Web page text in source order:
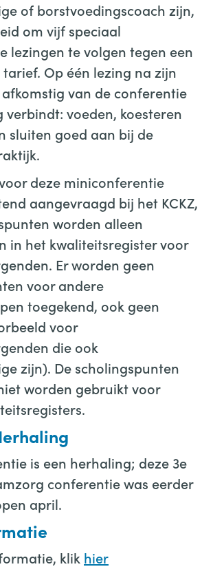
of borstvoedingscoach zijn,
om vijf speciaal
lezingen te volgen tegen een
Op één lezing na zijn
van de conferentie
verbindt: voeden, koesteren
sluiten goed aan bij de
deze miniconferentie
aangevraagd bij het KCKZ,
worden alleen
in het kwaliteitsregister voor
Er worden geen
voor andere
toegekend, ook geen
voor
die ook
zijn). De scholingspunten
worden gebruikt voor
is een herhaling; deze 3e
conferentie was eerder
april.
klik hier